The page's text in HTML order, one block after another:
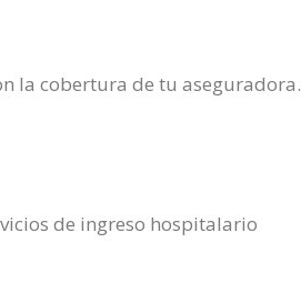
la cobertura de tu aseguradora.
de ingreso hospitalario